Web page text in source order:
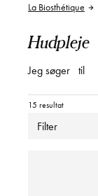
La Biosthétique
Hudpleje
Jeg søger til
15 resultat
Filter